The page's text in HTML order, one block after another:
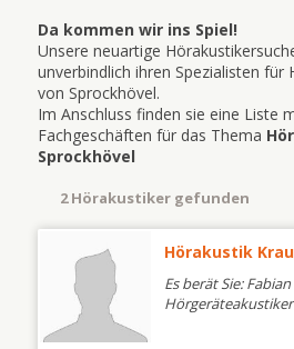
Da kommen wir ins Spiel!
Unsere neuartige
unverbindlich ihren Spezialisten für
von Sprockhövel.
Im Anschluss finden sie eine Liste
Fachgeschäften für das Thema
Sprockhövel
2 Hörakustiker gefunden
Hörakustik
Es berät Sie:
Hörgeräteakustiker